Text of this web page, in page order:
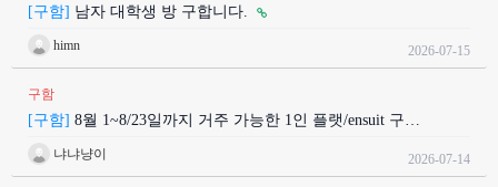
[구함] 남자 대학생 방 구합니다.
himn 2026-07-15
구함
[구함] 8월 1~8/23일까지 거주 가능한 1인 플랫/ensuit 구…
냐냐냥이 2026-07-14